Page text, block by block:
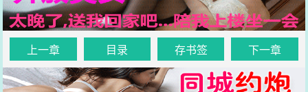
上一章 目录 存书签 下一章